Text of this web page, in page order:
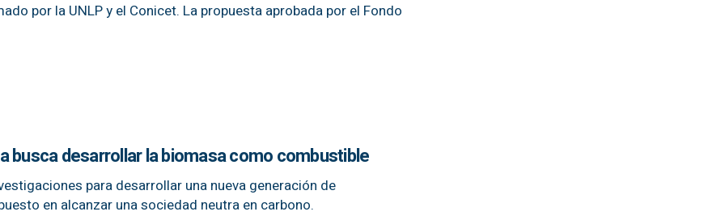
por la UNLP y el Conicet. La propuesta aprobada por el Fondo
busca desarrollar la biomasa como combustible
para desarrollar una nueva generación de
en alcanzar una sociedad neutra en carbono.